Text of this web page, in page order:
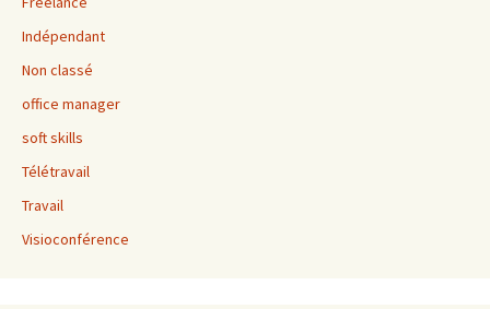
Indépendant
Non classé
office manager
soft skills
Télétravail
Travail
Visioconférence